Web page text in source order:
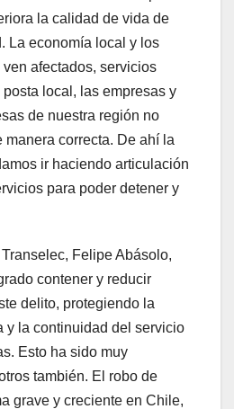
la calidad de vida de
La economía local y los
afectados, servicios
local, las empresas y
de nuestra región no
manera correcta. De ahí la
ir haciendo articulación
para poder detener y
Felipe Abásolo,
contener y reducir
delito, protegiendo la
y la continuidad del servicio
Esto ha sido muy
también. El robo de
grave y creciente en Chile,